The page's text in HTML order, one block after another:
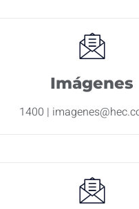
Imágenes
1400 |